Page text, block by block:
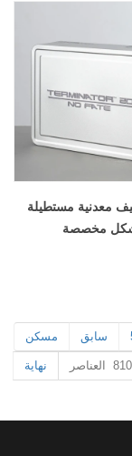
معدنية مستطيلة
مخصصة
مسكن سابق
نهاية